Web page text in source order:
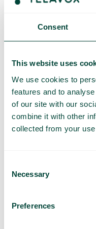
Consent
This website uses
We use cookies to
features and to
of our site with our
combine it with other
collected from your
Selection
Necessary
Preferences
Så fungerar det
Vanliga frågor och
läsa mer.